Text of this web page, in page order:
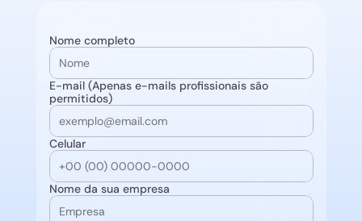
Nome completo
E-mail (Apenas e-mails profissionais são
permitidos)
Celular
Nome da sua empresa